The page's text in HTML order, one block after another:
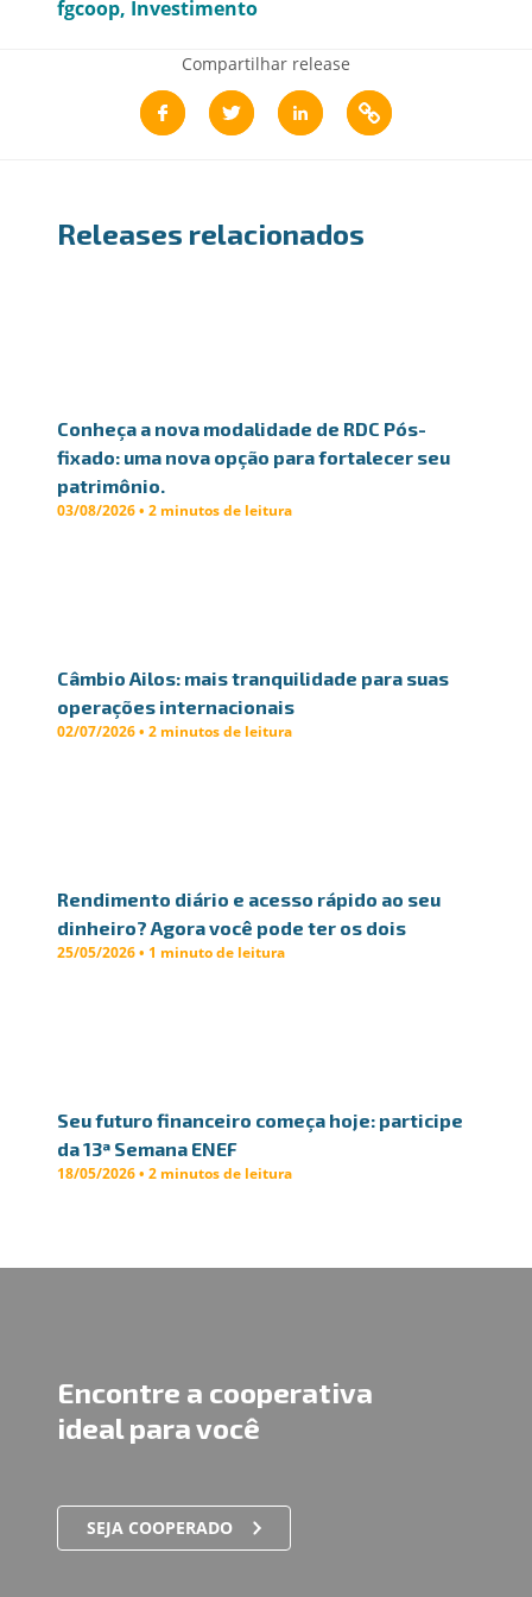
fgcoop Investimento
Compartilhar release
Releases relacionados
Conheça a nova modalidade de RDC Pós-
fixado: uma nova opção para fortalecer seu
patrimônio.
03/08/2026 • 2 minutos de leitura
Câmbio Ailos: mais tranquilidade para suas
operações internacionais
02/07/2026 • 2 minutos de leitura
Rendimento diário e acesso rápido ao seu
dinheiro? Agora você pode ter os dois
25/05/2026 • 1 minuto de leitura
Seu futuro financeiro começa hoje: participe
da 13ª Semana ENEF
18/05/2026 • 2 minutos de leitura
Encontre a cooperativa
ideal para você
SEJA COOPERADO